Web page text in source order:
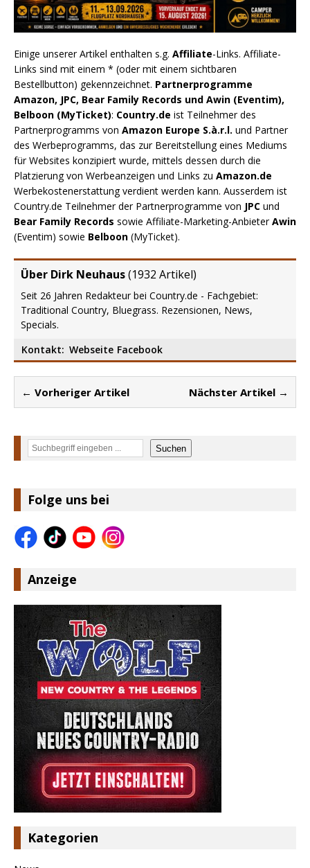
Einige unserer Artikel enthalten s.g. Affiliate-Links. Affiliate-
Links sind mit einem * (oder mit einem sichtbaren
Bestellbutton) gekennzeichnet. Partnerprogramme
Amazon, JPC, Bear Family Records und Awin (Eventim),
Belboon (MyTicket): Country.de ist Teilnehmer des
Partnerprogramms von Amazon Europe S.à.r.l. und Partner
des Werbeprogramms, das zur Bereitstellung eines Mediums
für Websites konzipiert wurde, mittels dessen durch die
Platzierung von Werbeanzeigen und Links zu Amazon.de
Werbekostenerstattung verdient werden kann. Ausserdem ist
Country.de Teilnehmer der Partnerprogramme von JPC und
Bear Family Records sowie Affiliate-Marketing-AnbieterAwin
(Eventim) sowie Belboon (MyTicket).
Über Dirk Neuhaus(1932 Artikel)
Seit 26 Jahren Redakteur bei Country.de - Fachgebiet:
Traditional Country, Bluegrass. Rezensionen, News,
Specials.
Kontakt: Webseite Facebook
← Vorheriger Artikel Nächster Artikel →
Suchen Suchen
Folge uns bei
Anzeige
Kategorien